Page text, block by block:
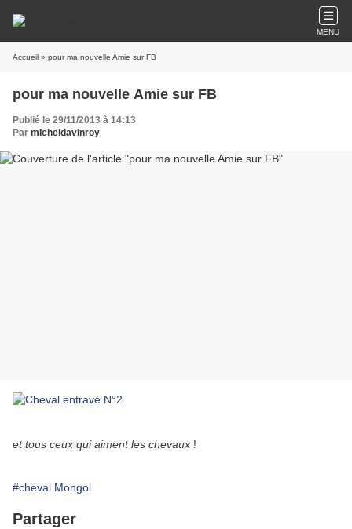
MENU
Accueil » pour ma nouvelle Amie sur FB
pour ma nouvelle Amie sur FB
Publié le 29/11/2013 à 14:13
Par micheldavinroy
et tous ceux qui aiment les chevaux !
#cheval Mongol
Partager